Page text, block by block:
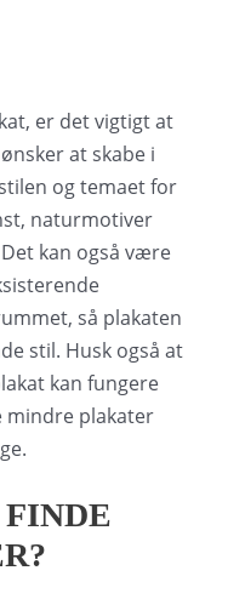
er det vigtigt at
at skabe i
og temaet for
naturmotiver
kan også være
så plakaten
stil. Husk også at
kan fungere
mindre plakater